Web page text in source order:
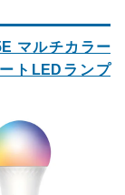
マルチカラー
トLEDランプ